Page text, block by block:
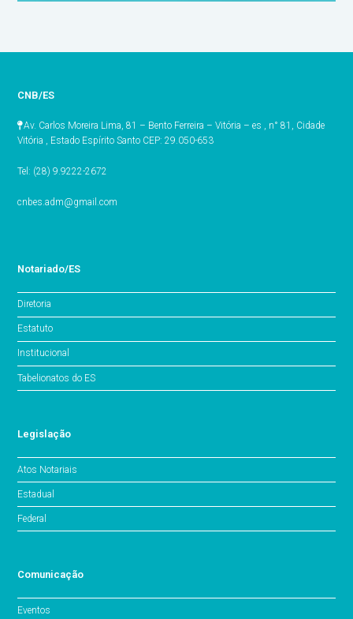
CNB/ES
Av. Carlos Moreira Lima, 81 – Bento Ferreira – Vitória – es , n° 81, Cidade
Vitória , Estado Espírito Santo CEP: 29.050-653
Tel: (28) 9.9222-2672
cnbes.adm@gmail.com
Notariado/ES
Diretoria
Estatuto
Institucional
Tabelionatos do ES
Legislação
Atos Notariais
Estadual
Federal
Comunicação
Eventos